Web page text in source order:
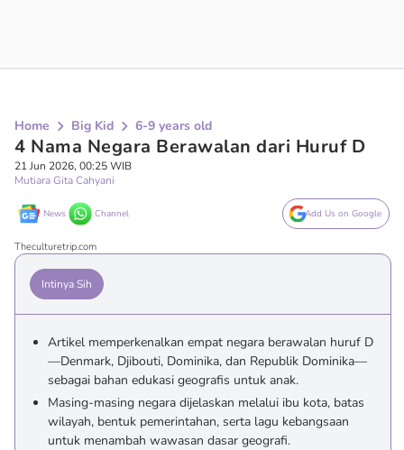
Home Big Kid 6-9 years old
4 Nama Negara Berawalan dari Huruf D
21 Jun 2026, 00:25 WIB
Mutiara Gita Cahyani
News Channel Add Us on Google
Theculturetrip.com
Intinya Sih
Artikel memperkenalkan empat negara berawalan huruf D
—Denmark, Djibouti, Dominika, dan Republik Dominika—
sebagai bahan edukasi geografis untuk anak.
Masing-masing negara dijelaskan melalui ibu kota, batas
wilayah, bentuk pemerintahan, serta lagu kebangsaan
untuk menambah wawasan dasar geografi.